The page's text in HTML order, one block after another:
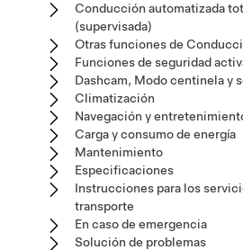
Conducción automatizada
(supervisada)
Otras funciones de
Funciones de seguridad
Dashcam, Modo centinela y
Climatización
Navegación y
Carga y consumo de energía
Mantenimiento
Especificaciones
Instrucciones para los
transporte
En caso de emergencia
Solución de problemas